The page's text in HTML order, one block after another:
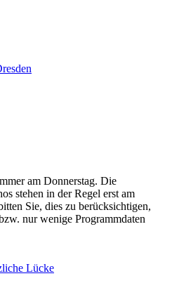
am Donnerstag. Die
stehen in der Regel erst am
Sie, dies zu berücksichtigen,
nur wenige Programmdaten
Lücke